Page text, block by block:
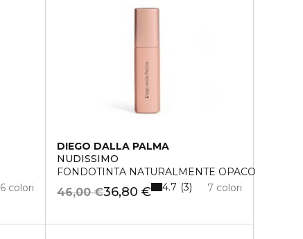
6 colori
DIEGO DALLA PALMA
NUDISSIMO
FONDOTINTA NATURALMENTE OPACO
36,80 €
46,00 € 7 colori
4.7 3